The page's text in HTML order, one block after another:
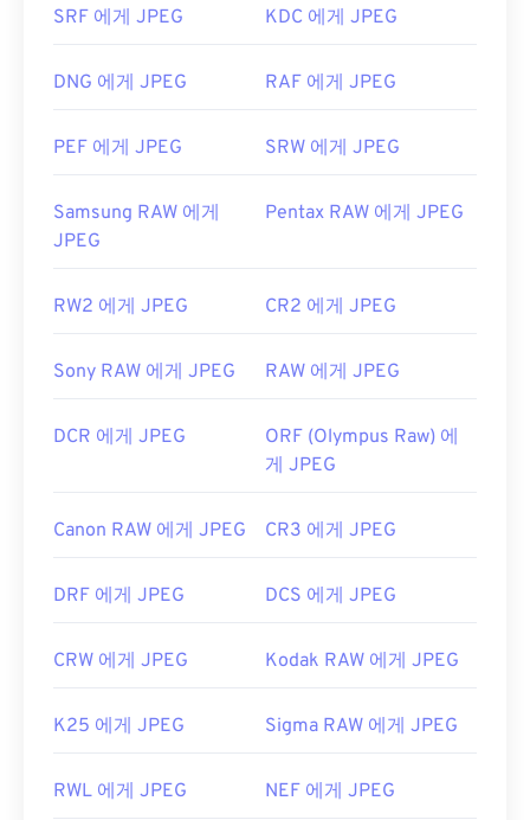
개발: Joint Photographic Experts Group
최초 출시: 1992년 9월 18일
https://en.wikipedia.org/wiki/JPEG
SRF 에게 JPEG KDC 에게 JPEG
DNG 에게 JPEG RAF 에게 JPEG
PEF 에게 JPEG SRW 에게 JPEG
Samsung RAW 에게
JPEG
Pentax RAW 에게 JPEG
RW2 에게 JPEG CR2 에게 JPEG
Sony RAW 에게 JPEG RAW 에게 JPEG
DCR 에게 JPEG
ORF (Olympus Raw) 에
게 JPEG
Canon RAW 에게 JPEG CR3 에게 JPEG
DRF 에게 JPEG DCS 에게 JPEG
CRW 에게 JPEG Kodak RAW 에게 JPEG
K25 에게 JPEG Sigma RAW 에게 JPEG
RWL 에게 JPEG NEF 에게 JPEG